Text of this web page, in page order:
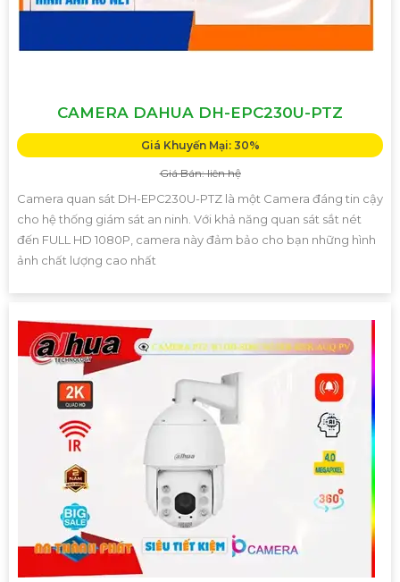
CAMERA DAHUA DH-EPC230U-PTZ
Giá Khuyến Mại: 30%
Giá Bán: liên hệ
Camera quan sát DH-EPC230U-PTZ là một Camera đáng tin cậy
cho hệ thống giám sát an ninh. Với khả năng quan sát sắt nét
đến FULL HD 1080P, camera này đảm bảo cho bạn những hình
ảnh chất lượng cao nhất